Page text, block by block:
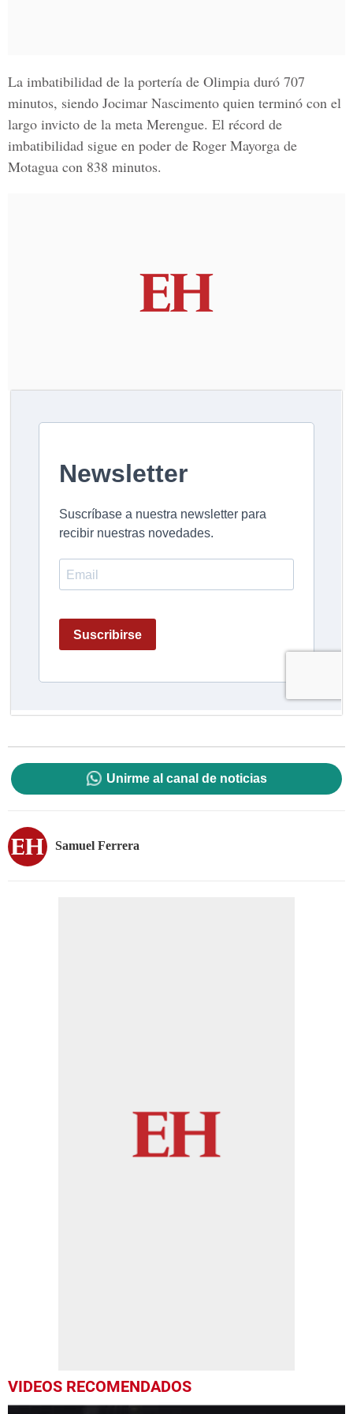
La imbatibilidad de la portería de Olimpia duró 707
minutos, siendo Jocimar Nascimento quien terminó con el
largo invicto de la meta Merengue. El récord de
imbatibilidad sigue en poder de Roger Mayorga de
Motagua con 838 minutos.
Unirme al canal de noticias
Samuel Ferrera
VIDEOS RECOMENDADOS